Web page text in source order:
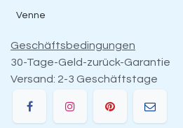
Venne
Geschäftsbedingungen
30-Tage-Geld-zurück-Garantie
Versand: 2-3 Geschäftstage